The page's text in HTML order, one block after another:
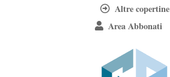
Altre copertine
Area Abbonati